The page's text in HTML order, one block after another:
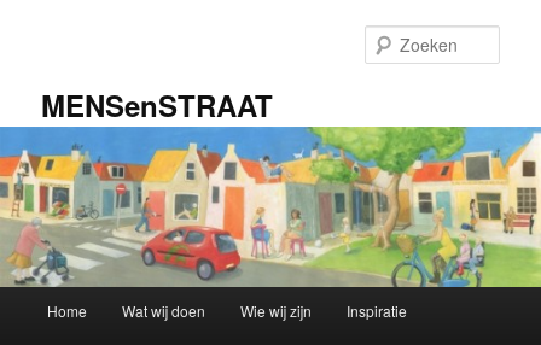
inhoudMENSenSTRAAT
Home Wat wij doen Wie wij zijn Inspiratie